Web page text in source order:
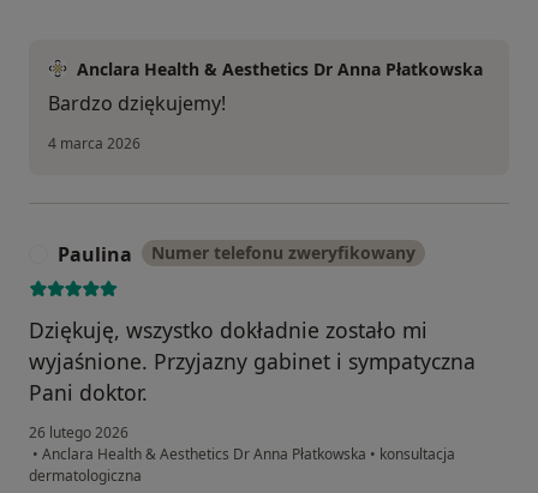
Anclara Health & Aesthetics Dr Anna Płatkowska
Bardzo dziękujemy!
4 marca 2026
Paulina Numer telefonu zweryfikowany
Dziękuję, wszystko dokładnie zostało mi
wyjaśnione. Przyjazny gabinet i sympatyczna
Pani doktor.
26 lutego 2026
• Anclara Health & Aesthetics Dr Anna Płatkowska • konsultacja
dermatologiczna